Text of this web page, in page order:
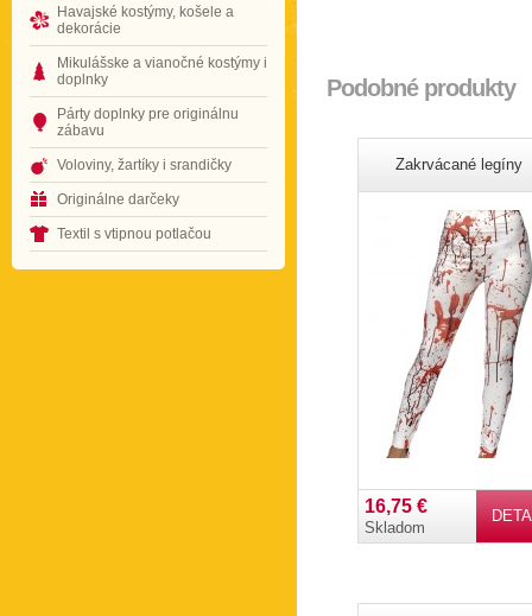
Havajské kostýmy, košele a
dekorácie
Mikulášske a vianočné kostýmy i
doplnky
Párty doplnky pre originálnu
zábavu
Voloviny, žartíky i srandičky
Originálne darčeky
Textil s vtipnou potlačou
Podobné produkty
Zakrvácané legíny
16,75 €
Skladom